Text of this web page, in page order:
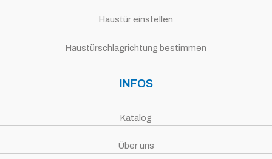
Haustür einstellen
Haustürschlagrichtung bestimmen
INFOS
Katalog
Über uns